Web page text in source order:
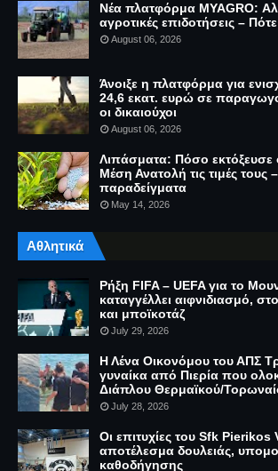
Νέα πλατφόρμα MYAGRO:
αγροτικές επιδοτήσεις –
August 06, 2026
Άνοιξε η πλατφόρμα για
24,6 εκατ. ευρώ σε
οι δικαιούχοι
August 06, 2026
Λιπάσματα: Πόσο εκτόξευσε
Μέση Ανατολή τις τιμές τους
παραδείγματα
May 14, 2026
Αθλητικά
Ρήξη FIFA – UEFA για το
καταγγέλλει αιφνιδιασμό,
και μποϊκοτάζ
July 29, 2026
Η Λένα Οικονόμου του ΑΠΣ
γυναίκα από Πιερία που
Διάπλου Θερμαϊκού/
July 28, 2026
Οι επιτυχίες του Sfk Pierikos
αποτέλεσμα δουλειάς,
καθοδήγησης